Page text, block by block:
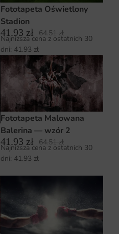
Fototapeta Oświetlony
Stadion
41.93 zł 64.51zł
Najniższa cena z ostatnich 30
dni: 41.93 zł
Fototapeta Malowana
Balerina — wzór 2
41.93 zł 64.51zł
Najniższa cena z ostatnich 30
dni: 41.93 zł